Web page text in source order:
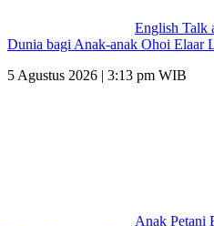
English Talk
Dunia bagi Anak-anak Ohoi Elaar
5 Agustus 2026 | 3:13 pm WIB
Anak Petani